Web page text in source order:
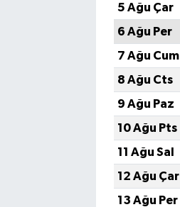
5 Ağu Çar
6 Ağu Per
7 Ağu Cum
8 Ağu Cts
9 Ağu Paz
10 Ağu Pts
11 Ağu Sal
12 Ağu Çar
13 Ağu Per